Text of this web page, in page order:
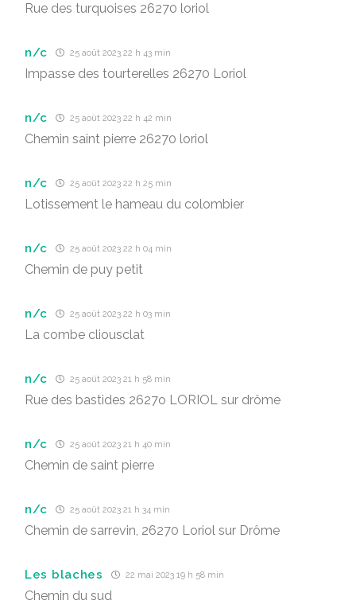
Rue des turquoises 26270 loriol
n/c 25 août 2023 22 h 43 min
Impasse des tourterelles 26270 Loriol
n/c 25 août 2023 22 h 42 min
Chemin saint pierre 26270 loriol
n/c 25 août 2023 22 h 25 min
Lotissement le hameau du colombier
n/c 25 août 2023 22 h 04 min
Chemin de puy petit
n/c 25 août 2023 22 h 03 min
La combe cliousclat
n/c 25 août 2023 21 h 58 min
Rue des bastides 2627o LORIOL sur drôme
n/c 25 août 2023 21 h 40 min
Chemin de saint pierre
n/c 25 août 2023 21 h 34 min
Chemin de sarrevin, 26270 Loriol sur Drôme
Les blaches 22 mai 2023 19 h 58 min
Chemin du sud